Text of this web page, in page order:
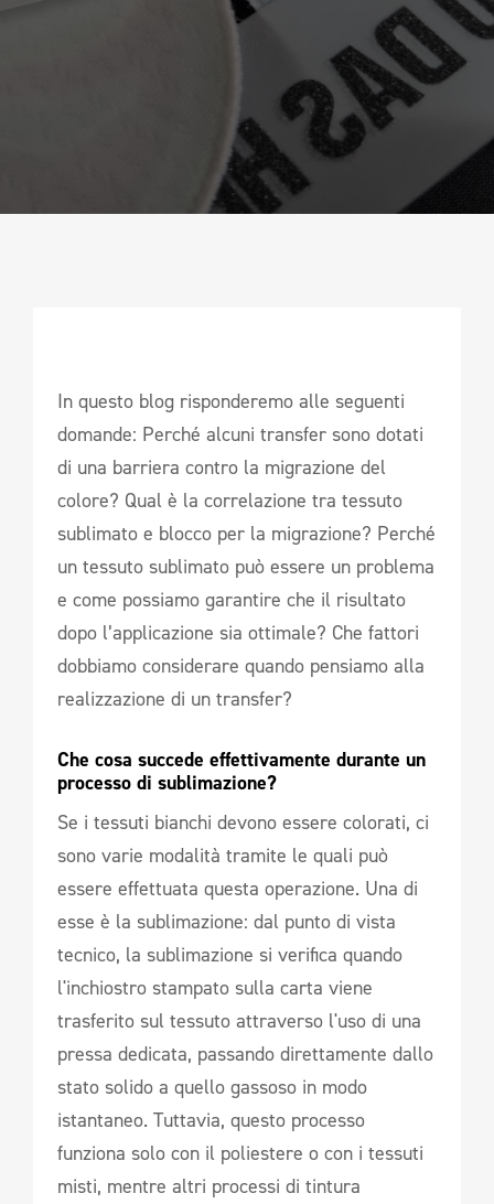
In questo blog risponderemo alle seguenti
domande: Perché alcuni transfer sono dotati
di una barriera contro la migrazione del
colore? Qual è la correlazione tra tessuto
sublimato e blocco per la migrazione? Perché
un tessuto sublimato può essere un problema
e come possiamo garantire che il risultato
dopo l’applicazione sia ottimale? Che fattori
dobbiamo considerare quando pensiamo alla
realizzazione di un transfer?
Che cosa succede effettivamente durante un
processo di sublimazione?
Se i tessuti bianchi devono essere colorati, ci
sono varie modalità tramite le quali può
essere effettuata questa operazione. Una di
esse è la sublimazione: dal punto di vista
tecnico, la sublimazione si verifica quando
l'inchiostro stampato sulla carta viene
trasferito sul tessuto attraverso l'uso di una
pressa dedicata, passando direttamente dallo
stato solido a quello gassoso in modo
istantaneo. Tuttavia, questo processo
funziona solo con il poliestere o con i tessuti
misti, mentre altri processi di tintura